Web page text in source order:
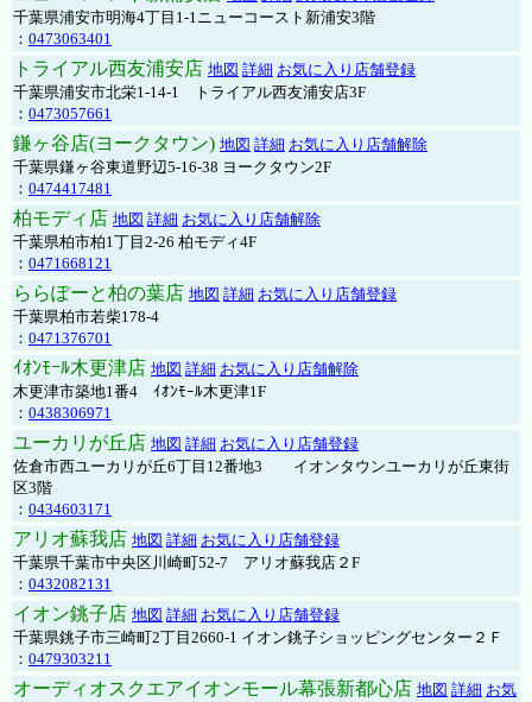
千葉県浦安市明海4丁目1-1ニューコースト新浦安3階
： 0473063401
トライアル西友浦安店 地図 詳細 お気に入り店舗登録
千葉県浦安市北栄1-14-1 トライアル西友浦安店3F
： 0473057661
鎌ヶ谷店(ヨークタウン) 地図 詳細 お気に入り店舗解除
千葉県鎌ヶ谷東道野辺5-16-38 ヨークタウン2F
： 0474417481
柏モディ店 地図 詳細 お気に入り店舗解除
千葉県柏市柏1丁目2-26 柏モディ4F
： 0471668121
ららぽーと柏の葉店 地図 詳細 お気に入り店舗登録
千葉県柏市若柴178-4
： 0471376701
ｲｵﾝﾓｰﾙ木更津店 地図 詳細 お気に入り店舗解除
木更津市築地1番4 ｲｵﾝﾓｰﾙ木更津1F
： 0438306971
ユーカリが丘店 地図 詳細 お気に入り店舗登録
佐倉市西ユーカリが丘6丁目12番地3 イオンタウンユーカリが丘東街
区3階
： 0434603171
アリオ蘇我店 地図 詳細 お気に入り店舗登録
千葉県千葉市中央区川崎町52-7 アリオ蘇我店２F
： 0432082131
イオン銚子店 地図 詳細 お気に入り店舗登録
千葉県銚子市三崎町2丁目2660-1 イオン銚子ショッピングセンター２Ｆ
： 0479303211
オーディオスクエアイオンモール幕張新都心店 地図 詳細 お気